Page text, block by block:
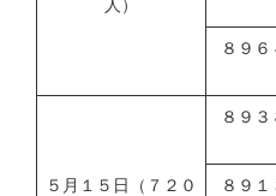
人）
８９
５月１５日（７２０
８９
８９